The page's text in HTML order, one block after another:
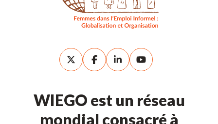
WIEGO est un réseau
mondial consacré à